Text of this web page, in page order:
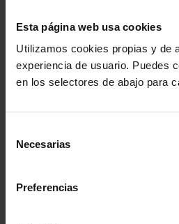
Esta página web usa cookies
Utilizamos cookies propias y de
experiencia de usuario. Puedes
en los selectores de abajo para
Necesarias
Preferencias
Información del evento
Localidad:Colegio de la
- c/ Mallorca, 283,
Fin: 28 julio 2020 - 20:30h